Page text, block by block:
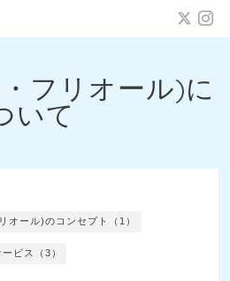
フリオール)に
いて
オール)のコンセプト（1）
ービス（3）